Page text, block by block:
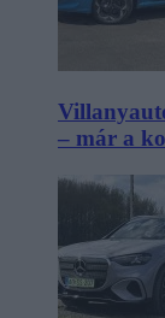
– már a